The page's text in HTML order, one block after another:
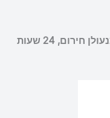
אנו מציעים מגוון רחב של שירותי מנעולן חירום, 24 שעות